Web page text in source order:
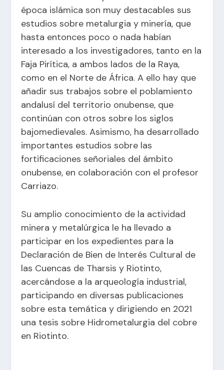
época islámica son muy destacables sus
estudios sobre metalurgia y minería, que
hasta entonces poco o nada habían
interesado a los investigadores, tanto en la
Faja Pirítica, a ambos lados de la Raya,
como en el Norte de África. A ello hay que
añadir sus trabajos sobre el poblamiento
andalusí del territorio onubense, que
continúan con otros sobre los siglos
bajomedievales. Asimismo, ha desarrollado
importantes estudios sobre las
fortificaciones señoriales del ámbito
onubense, en colaboración con el profesor
Carriazo.
Su amplio conocimiento de la actividad
minera y metalúrgica le ha llevado a
participar en los expedientes para la
Declaración de Bien de Interés Cultural de
las Cuencas de Tharsis y Riotinto,
acercándose a la arqueología industrial,
participando en diversas publicaciones
sobre esta temática y dirigiendo en 2021
una tesis sobre Hidrometalurgia del cobre
en Riotinto.